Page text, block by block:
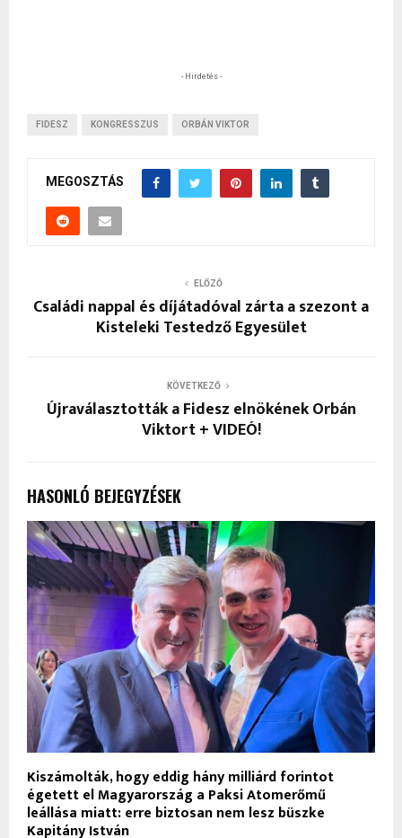
- Hirdetés -
FIDESZ KONGRESSZUS ORBÁN VIKTOR
MEGOSZTÁS
ELŐZŐ
Családi nappal és díjátadóval zárta a szezont a
Kisteleki Testedző Egyesület
KÖVETKEZŐ
Újraválasztották a Fidesz elnökének Orbán
Viktort + VIDEÓ!
HASONLÓ BEJEGYZÉSEK
Kiszámolták, hogy eddig hány milliárd forintot
égetett el Magyarország a Paksi Atomerőmű
leállása miatt: erre biztosan nem lesz büszke
Kapitány István